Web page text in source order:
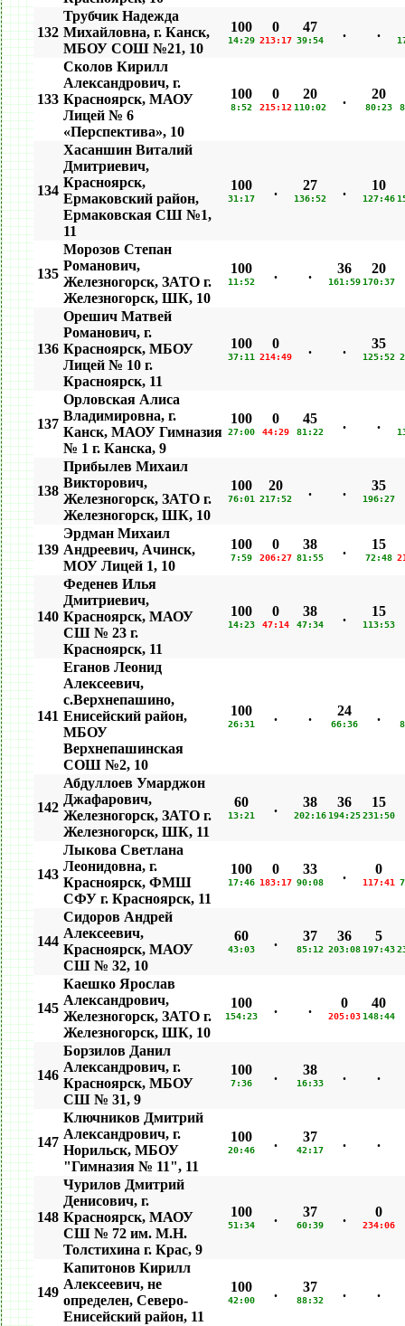
132
Трубчик Надежда
Михайловна, г. Канск,
МБОУ СОШ №21, 10
100
14:29
0
213:17
47
39:54
. .
133
Сколов Кирилл
Александрович, г.
Красноярск, МАОУ
Лицей № 6
«Перспектива», 10
100
8:52
0
215:12
20
110:02
. 20
80:23
134
Хасаншин Виталий
Дмитриевич,
Красноярск,
Ермаковский район,
Ермаковская СШ №1,
11
100
31:17
. 27
136:52
. 10
127:46
135
Морозов Степан
Романович,
Железногорск, ЗАТО г.
Железногорск, ШК, 10
100
11:52
. . 36
161:59
20
170:37
136
Орешич Матвей
Романович, г.
Красноярск, МБОУ
Лицей № 10 г.
Красноярск, 11
100
37:11
0
214:49
. . 35
125:52
137
Орловская Алиса
Владимировна, г.
Канск, МАОУ Гимназия
№ 1 г. Канска, 9
100
27:00
0
44:29
45
81:22
. .
138
Прибылев Михаил
Викторович,
Железногорск, ЗАТО г.
Железногорск, ШК, 10
100
76:01
20
217:52
. . 35
196:27
139
Эрдман Михаил
Андреевич, Ачинск,
МОУ Лицей 1, 10
100
7:59
0
206:27
38
81:55
. 15
72:48
140
Феденев Илья
Дмитриевич,
Красноярск, МАОУ
СШ № 23 г.
Красноярск, 11
100
14:23
0
47:14
38
47:34
. 15
113:53
141
Еганов Леонид
Алексеевич,
c.Верхнепашино,
Енисейский район,
МБОУ
Верхнепашинская
СОШ №2, 10
100
26:31
. . 24
66:36
.
142
Абдуллоев Умарджон
Джафарович,
Железногорск, ЗАТО г.
Железногорск, ШК, 11
60
13:21
. 38
202:16
36
194:25
15
231:50
143
Лыкова Светлана
Леонидовна, г.
Красноярск, ФМШ
СФУ г. Красноярск, 11
100
17:46
0
183:17
33
90:08
. 0
117:41
144
Сидоров Андрей
Алексеевич,
Красноярск, МАОУ
СШ № 32, 10
60
43:03
. 37
85:12
36
203:08
5
197:43
145
Каешко Ярослав
Александрович,
Железногорск, ЗАТО г.
Железногорск, ШК, 10
100
154:23
. . 0
205:03
40
148:44
146
Борзилов Данил
Александрович, г.
Красноярск, МБОУ
СШ № 31, 9
100
7:36
. 38
16:33
. .
147
Ключников Дмитрий
Александрович, г.
Норильск, МБОУ
"Гимназия № 11", 11
100
20:46
. 37
42:17
. .
148
Чурилов Дмитрий
Денисович, г.
Красноярск, МАОУ
СШ № 72 им. М.Н.
Толстихина г. Крас, 9
100
51:34
. 37
60:39
. 0
234:06
149
Капитонов Кирилл
Алексеевич, не
определен, Северо-
Енисейский район, 11
100
42:00
. 37
88:32
. .